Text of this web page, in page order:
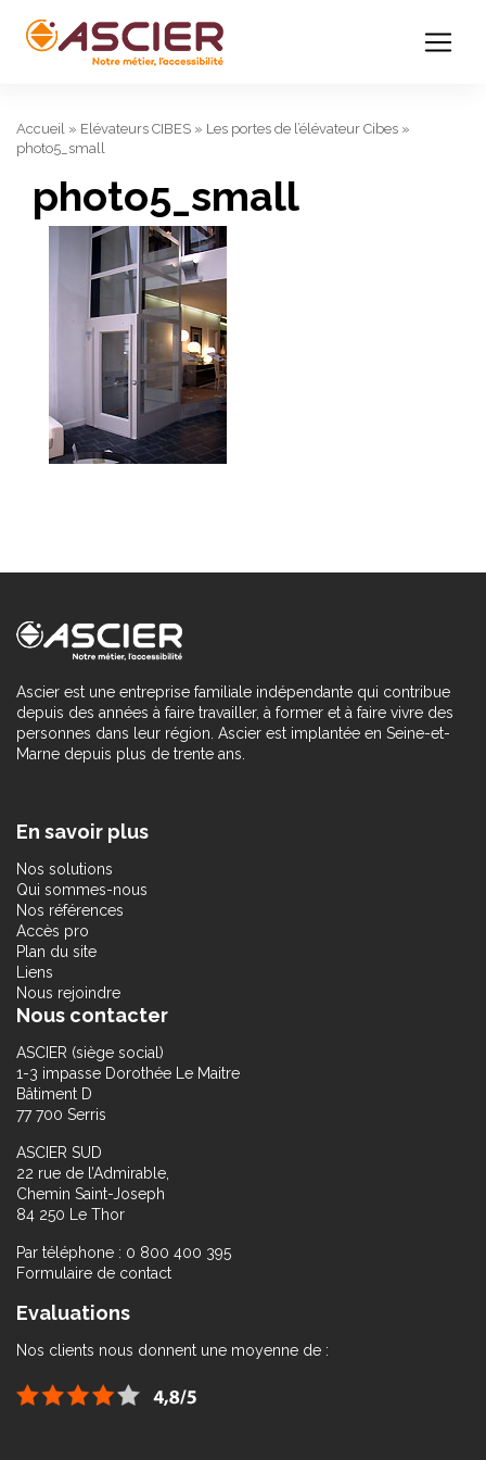
Accueil » Elévateurs CIBES » Les portes de l’élévateur Cibes »
photo5_small
photo5_small
Ascier est une entreprise familiale indépendante qui contribue
depuis des années à faire travailler, à former et à faire vivre des
personnes dans leur région. Ascier est implantée en Seine-et-
Marne depuis plus de trente ans.
En savoir plus
Nos solutions
Qui sommes-nous
Nos références
Accès pro
Plan du site
Liens
Nous rejoindre
Nous contacter
ASCIER (siège social)
1-3 impasse Dorothée Le Maitre
Bâtiment D
77 700 Serris
ASCIER SUD
22 rue de l’Admirable,
Chemin Saint-Joseph
84 250 Le Thor
Par téléphone : 0 800 400 395
Formulaire de contact
Evaluations
Nos clients nous donnent une moyenne de :